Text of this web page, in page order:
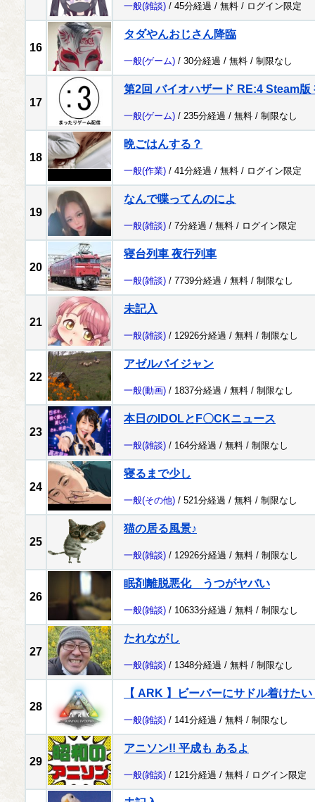
一般(雑談) / 45分経過 / 無料 / ログイン限定
16
タダやんおじさん降臨
一般(ゲーム) / 30分経過 / 無料 / 制限なし
17
第2回 バイオハザード RE:4 Steam版
一般(ゲーム) / 235分経過 / 無料 / 制限なし
18
晩ごはんする？
一般(作業) / 41分経過 / 無料 / ログイン限定
19
なんで喋ってんのによ
一般(雑談) / 7分経過 / 無料 / ログイン限定
20
寝台列車 夜行列車
一般(雑談) / 7739分経過 / 無料 / 制限なし
21
未記入
一般(雑談) / 12926分経過 / 無料 / 制限なし
22
アゼルバイジャン
一般(動画) / 1837分経過 / 無料 / 制限なし
23
本日のIDOLとF〇CKニュース
一般(雑談) / 164分経過 / 無料 / 制限なし
24
寝るまで少し
一般(その他) / 521分経過 / 無料 / 制限なし
25
猫の居る風景♪
一般(雑談) / 12926分経過 / 無料 / 制限なし
26
眠剤離脱悪化 うつがヤバい
一般(雑談) / 10633分経過 / 無料 / 制限なし
27
たれながし
一般(雑談) / 1348分経過 / 無料 / 制限なし
28
【 ARK 】ビーバーにサドル着けた
一般(雑談) / 141分経過 / 無料 / 制限なし
29
アニソン!! 平成も あるよ
一般(雑談) / 121分経過 / 無料 / ログイン限定